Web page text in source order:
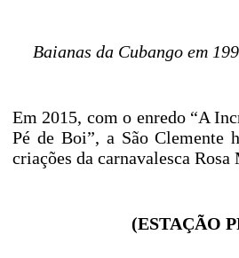
Baianas da Cubango em
Em 2015, com o enredo “A
Pé de Boi”, a São Clemente
criações da carnavalesca Rosa
(ESTAÇÃO